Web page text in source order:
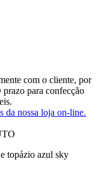
com o cliente, por
prazo para confecção
da nossa loja on-line.
topázio azul sky